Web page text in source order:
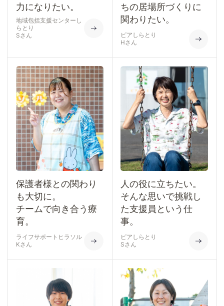
力になりたい。
Sさん
地域包括支援センターし
らとり
ちの居場所づくりに
関わりたい。
Hさん
ピアしらとり
保護者様との関わり
も大切に。
チームで向き合う療
育。
Kさん
ライフサポートヒラソル
人の役に立ちたい。
そんな思いで挑戦し
た支援員という仕
事。
Sさん
ピアしらとり